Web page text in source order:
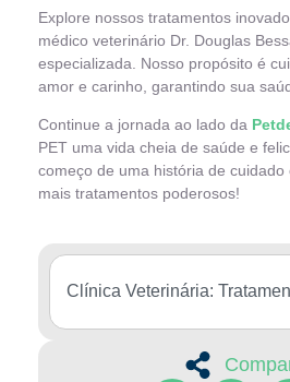
Explore nossos tratamentos
médico veterinário Dr. Douglas
especializada. Nosso propósito é
amor e carinho, garantindo sua
Continue a jornada ao lado da
PET uma vida cheia de saúde e
começo de uma história de
mais tratamentos poderosos!